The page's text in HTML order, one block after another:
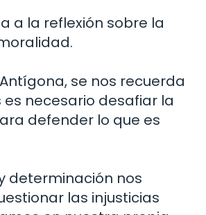
a la reflexión sobre la
se nos recuerda
es necesario desafiar la
defender lo que es
determinación nos
las injusticias